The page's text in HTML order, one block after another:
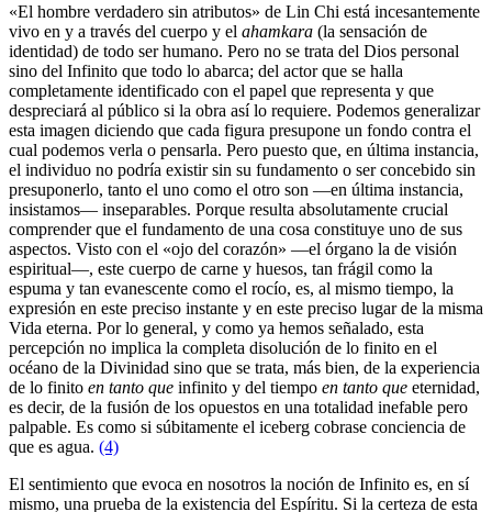
«El hombre verdadero sin atributos» de Lin Chi está incesantemente
vivo en y a través del cuerpo y el ahamkara (la sensación de
identidad) de todo ser humano. Pero no se trata del Dios personal
sino del Infinito que todo lo abarca; del actor que se halla
completamente identificado con el papel que representa y que
despreciará al público si la obra así lo requiere. Podemos generalizar
esta imagen diciendo que cada figura presupone un fondo contra el
cual podemos verla o pensarla. Pero puesto que, en última instancia,
el individuo no podría existir sin su fundamento o ser concebido sin
presuponerlo, tanto el uno como el otro son —en última instancia,
insistamos— inseparables. Porque resulta absolutamente crucial
comprender que el fundamento de una cosa constituye uno de sus
aspectos. Visto con el «ojo del corazón» —el órgano la de visión
espiritual—, este cuerpo de carne y huesos, tan frágil como la
espuma y tan evanescente como el rocío, es, al mismo tiempo, la
expresión en este preciso instante y en este preciso lugar de la misma
Vida eterna. Por lo general, y como ya hemos señalado, esta
percepción no implica la completa disolución de lo finito en el
océano de la Divinidad sino que se trata, más bien, de la experiencia
de lo finito en tanto que infinito y del tiempo en tanto que eternidad,
es decir, de la fusión de los opuestos en una totalidad inefable pero
palpable. Es como si súbitamente el iceberg cobrase conciencia de
que es agua. (4)
El sentimiento que evoca en nosotros la noción de Infinito es, en sí
mismo, una prueba de la existencia del Espíritu. Si la certeza de esta